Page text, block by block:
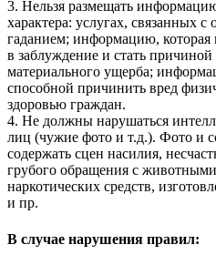
3. Нельзя размещать
характера: услугах, связанных с
гаданием; информацию, которая
в заблуждение и стать
материального ущерба;
способной причинить вред
здоровью граждан.
4. Не должны нарушаться
лиц (чужие фото и т.д.). Фото и
содержать сцен насилия,
грубого обращения с
наркотических средств,
и пр.
В случае нарушения правил: